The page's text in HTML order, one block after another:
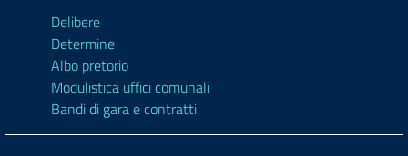
Delibere
Determine
Albo pretorio
Modulistica uffici comunali
Bandi di gara e contratti